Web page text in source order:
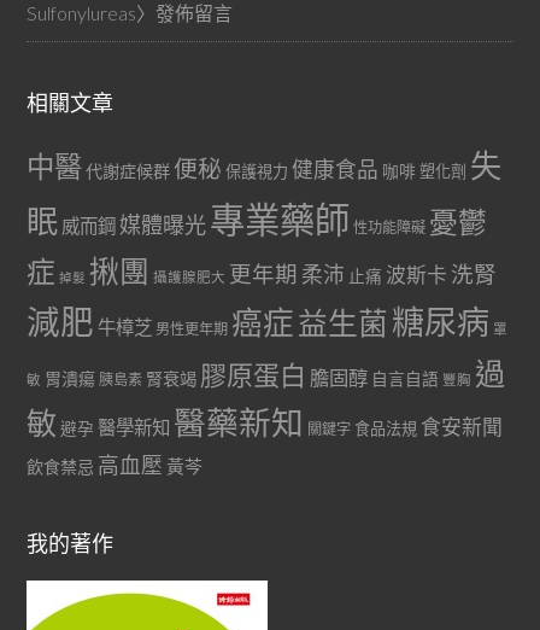
Sulfonylureas〉發佈留言
相關文章
中醫代謝症候群 便秘 保護視力 健康食品 咖啡 塑化劑 失
眠 威而鋼 媒體曝光專業藥師 性功能障礙 憂鬱
症 掉髮 揪團 攝護腺肥大 更年期 柔沛 止痛 波斯卡 洗腎
減肥 牛樟芝 男性更年期 癌症益生菌 糖尿病 罩
敏 胃潰瘍 胰島素 腎衰竭 膠原蛋白 膽固醇 自言自語 豐胸 過
敏 避孕 醫學新知 醫藥新知 關鍵字 食品法規 食安新聞
飲食禁忌 高血壓 黃芩
我的著作